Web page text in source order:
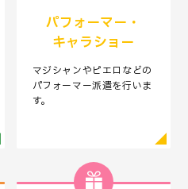
パフォーマー・
キャラショー
マジシャンやピエロなどの
パフォーマー派遣を行いま
す。